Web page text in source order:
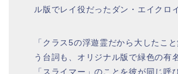
ル版でレイ役だったダン・エイクロ
「クラス5の浮遊霊だから大したこ
う台詞も、オリジナル版で緑色の有
「スライマー」のことを彼が同じ呼